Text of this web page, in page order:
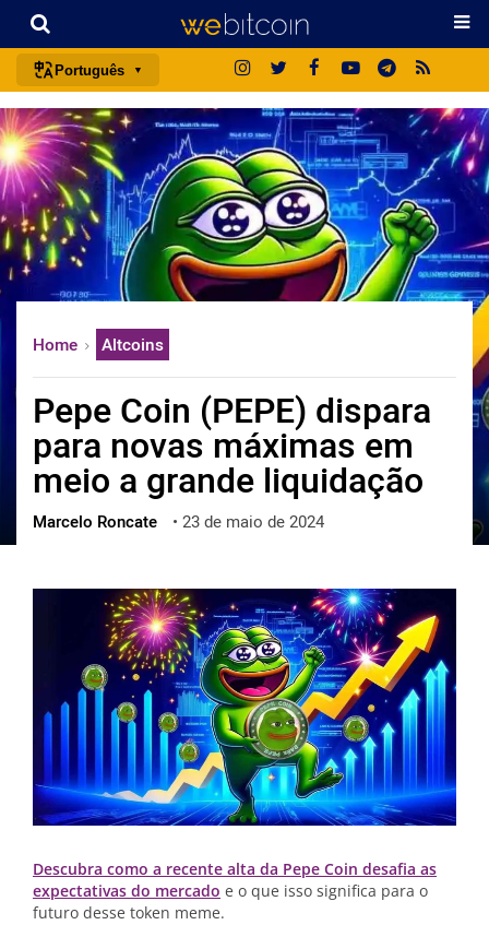
Português
português (BR)
english
español
français
italiano
deutsch
中文
한국어
العربية
ไทย
ქართული
vietnamese
Home Altcoins
Pepe Coin (PEPE) dispara
para novas máximas em
meio a grande liquidação
Marcelo Roncate • 23 de maio de 2024
Descubra como a recente alta da Pepe Coin desafia as
expectativas do mercado e o que isso significa para o
futuro desse token meme.